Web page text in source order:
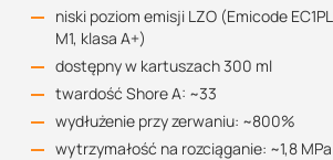
niski poziom emisji LZO (Emicode
M1, klasa A+)
dostępny w kartuszach 300 ml
twardość Shore A: ~33
wydłużenie przy zerwaniu: ~800%
wytrzymałość na rozciąganie: ~1,8 MPa